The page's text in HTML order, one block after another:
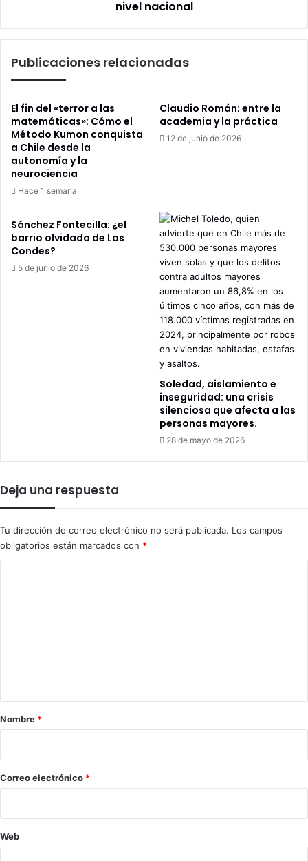
24
a
nivel nacional
Publicaciones relacionadas
El fin del «terror a las
matemáticas»: Cómo el
Método Kumon conquista
a Chile desde la
autonomía y la
neurociencia
Hace 1 semana
Claudio Román; entre la
academia y la práctica
12 de junio de 2026
Sánchez Fontecilla: ¿el
barrio olvidado de Las
Condes?
5 de junio de 2026
Soledad, aislamiento e
inseguridad: una crisis
silenciosa que afecta a las
personas mayores.
28 de mayo de 2026
Deja una respuesta
Tu dirección de correo electrónico no será publicada. Los campos
obligatorios están marcados con *
r
*
Nombre *
Correo electrónico *
Web